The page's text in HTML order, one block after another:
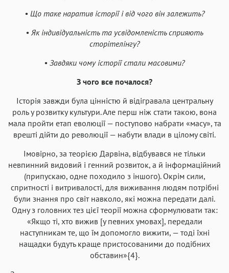
• Що таке наратив історії і від чого він залежить?
• Як індивідуальність та усвідомленість сприяють
сторітелінгу?
• Завдяки чому історії стали масовими?
З чого все почалося?
Історія завжди була цінністю й відігравала центральну
роль у розвитку культури. Але перш ніж стати такою, вона
мала пройти етап еволюції — поступово набрати «масу», та
врешті дійти до революції — набути влади в цілому світі.
Імовірно, за теорією Дарвіна, відбувався не тільки
невпинний видовий і генний розвиток, а й інформаційний
(припускаю, одне походило з іншого). Окрім сили,
спритності і витривалості, для виживання людям потрібні
були знання про світ навколо, які можна передати далі.
Одну з головних тез цієї теорії можна сформулювати так:
«Якщо ті, хто вижив [у певних умовах], передали
наступникам те, що їм допомогло вижити, — тоді їхні
нащадки будуть краще пристосованими до подібних
обставин»{4}.